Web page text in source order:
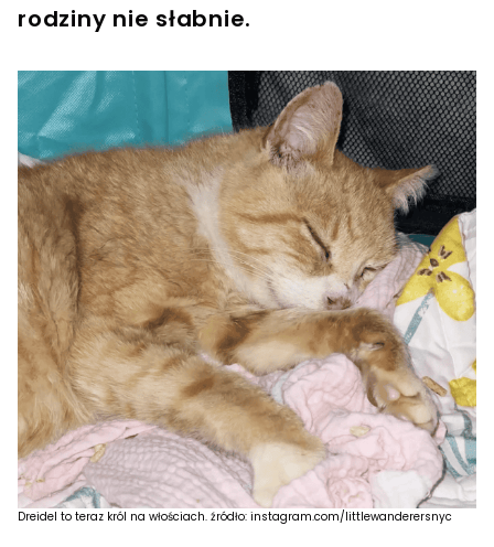
rodziny nie słabnie.
Dreidel to teraz król na włościach. źródło: instagram.com/littlewanderersnyc